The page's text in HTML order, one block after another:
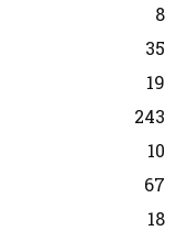
8
35
19
243
10
67
18